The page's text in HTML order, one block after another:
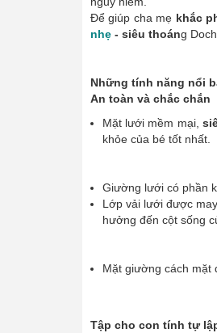
Để giúp cha mẹ khắc
nhẹ - siêu thoáng
Những tính năng nổi
An toàn và chắc chắn
Mặt lưới mềm mại,
khỏe của bé tốt nhất.
Giường lưới có phần
Lớp vải lưới được
hưởng đến cột sống
Mặt giường cách mặt
Tập cho con tính tự